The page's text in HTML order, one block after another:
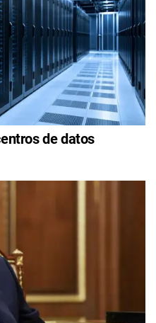
de datos